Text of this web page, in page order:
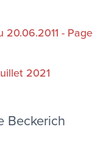
- Page
2021
Beckerich